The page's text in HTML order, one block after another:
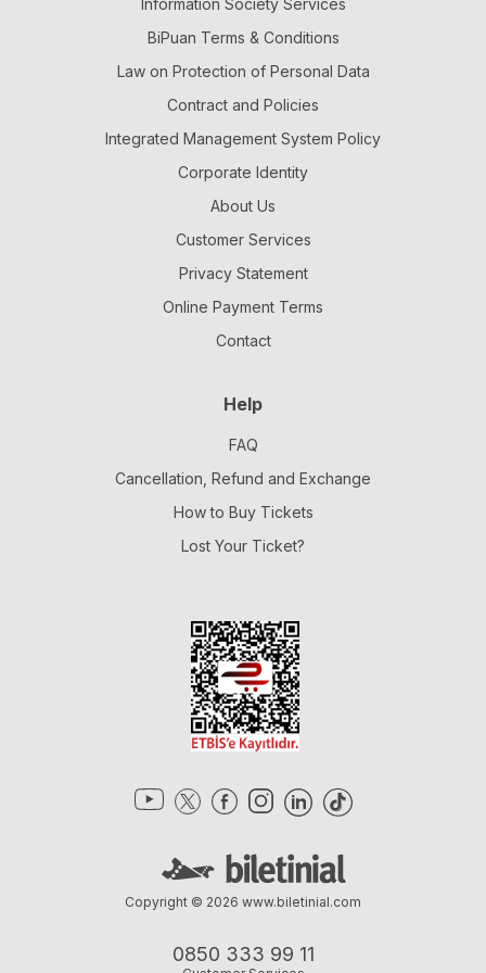
Information Society Services
BiPuan Terms & Conditions
Law on Protection of Personal Data
Contract and Policies
Integrated Management System Policy
Corporate Identity
About Us
Customer Services
Privacy Statement
Online Payment Terms
Contact
Help
FAQ
Cancellation, Refund and Exchange
How to Buy Tickets
Lost Your Ticket?
0850 333 99 11
Copyright © 2026 www.biletinial.com